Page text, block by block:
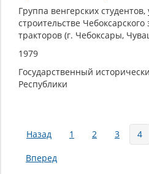
Группа венгерских
строительстве
тракторов (г. Чебоксары,
1979
Государственный
Республики
Страницы
Назад 1 2 3 4
Вперед